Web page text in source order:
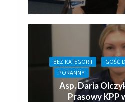
BEZ KATEGORII
GOŚĆ
PORANNY
Asp. Daria
Prasowy KPP